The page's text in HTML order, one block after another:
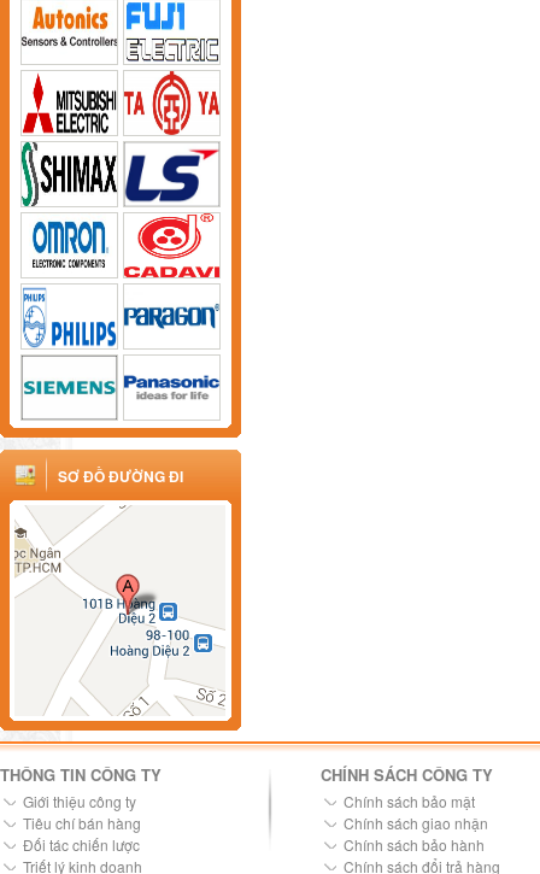
SƠ ĐỒ ĐƯỜNG ĐI
THÔNG TIN CÔNG TY
Giới thiệu công ty
Tiêu chí bán hàng
Đối tác chiến lược
Triết lý kinh doanh
CHÍNH SÁCH CÔNG TY
Chính sách bảo mật
Chính sách giao nhận
Chính sách bảo hành
Chính sách đổi trả hàng